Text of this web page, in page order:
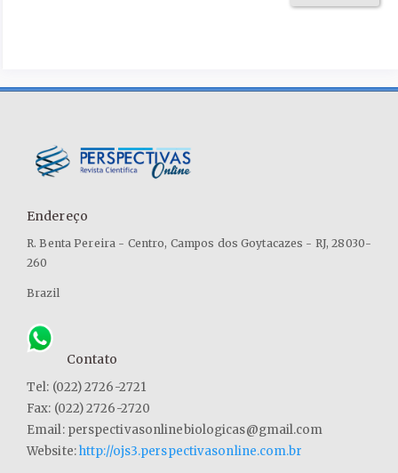
Universidade Estadual do Oeste do Paraná. Foz do Iguaçu.
Jul/Dez. 2018; v. 2 (5): 155-169.
www.constitucioncolombia.com. Obtenido de
www.constitucioncolombia.com:
3/articulo- 354
SITUACIÓN FINANCIERA Y RESULTADOS CONSOLIDADOS DEL
NIVEL NACIONAL. Bogotá: Contaduría General de la Nación
DEPARTAMENTO NACIONAL DE PLANEACIÓN - Colombia. (15 de
Marzo de 2018). https://colaboracion.dnp.gov.co/. Obtenido de
https://colaboracion.dnp.gov.co/CDT/Conpes/
https://colaboracion.dnp.gov.co/CDT/Conpes/
Endereço
R. Benta Pereira - Centro, Campos dos Goytacazes - RJ, 28030-
260
Brazil
Contato
Tel: (022) 2726-2721
Fax: (022) 2726-2720
Email: perspectivasonlinebiologicas@gmail.com
Website:http://ojs3.perspectivasonline.com.br